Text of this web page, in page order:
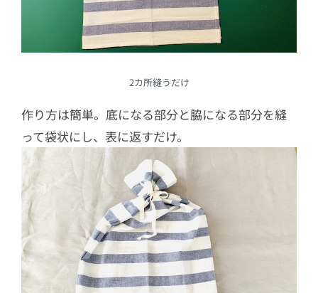
2カ所縫うだけ
作り方は簡単。底になる部分と脇になる部分を縫
って袋状にし、表に返すだけ。